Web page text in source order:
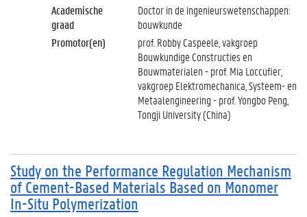
Academische
graad
Doctor in de ingenieurswetenschappen:
bouwkunde
Promotor(en)
prof. Robby Caspeele, vakgroep
Bouwkundige Constructies en
Bouwmaterialen - prof. Mia Loccufier,
vakgroep Elektromechanica, Systeem- en
Metaalengineering - prof. Yongbo Peng,
Tongji University (China)
Study on the Performance Regulation Mechanism
of Cement-Based Materials Based on Monomer
In-Situ Polymerization